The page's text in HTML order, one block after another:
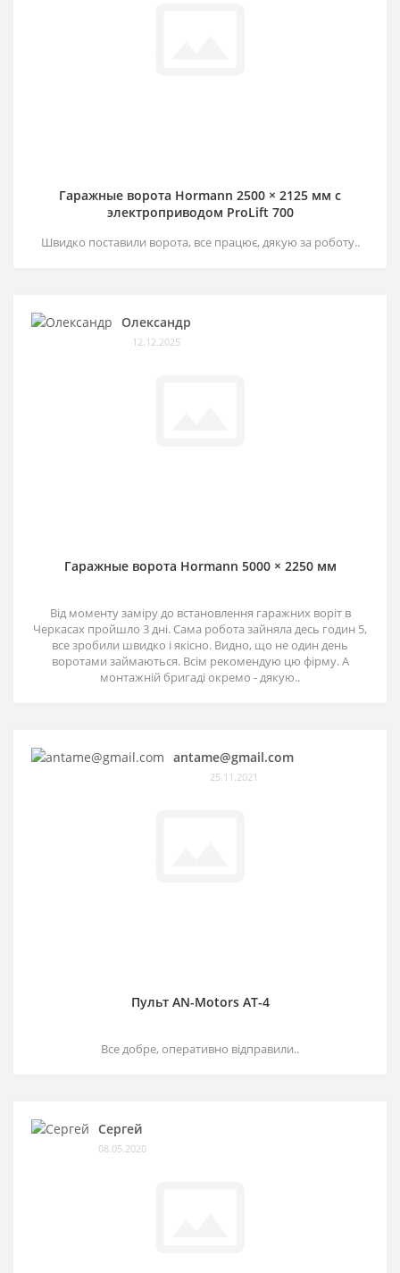
Гаражные ворота Hormann 2500 × 2125 мм c
электроприводом ProLift 700
Швидко поставили ворота, все працює, дякую за роботу..
Олександр
12.12.2025
Гаражные ворота Hormann 5000 × 2250 мм
Від моменту заміру до встановлення гаражних воріт в
Черкасах пройшло 3 дні. Сама робота зайняла десь годин 5,
все зробили швидко і якісно. Видно, що не один день
воротами займаються. Всім рекомендую цю фірму. А
монтажній бригаді окремо - дякую..
antame@gmail.com
25.11.2021
Пульт AN-Motors AT-4
Все добре, оперативно відправили..
Сергей
08.05.2020